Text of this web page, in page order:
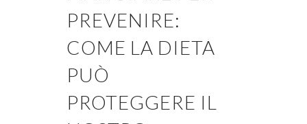
PREVENIRE:
COME LA DIETA
PUÒ
PROTEGGERE IL